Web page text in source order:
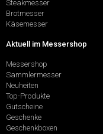
Steakmesser
Brotmesser
Käsemesser
Aktuell im Messershop
Messershop
Sammlermesser
Neuheiten
Top-Produkte
Gutscheine
Geschenke
Geschenkboxen